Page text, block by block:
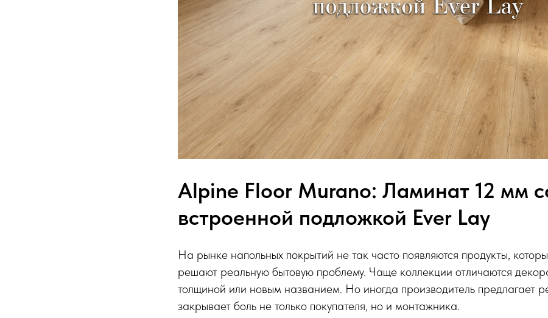
Alpine Floor Murano: Ламинат 12 мм
встроенной подложкой Ever Lay
На рынке напольных покрытий не так часто появляются продукты,
решают реальную бытовую проблему. Чаще коллекции отличаются
толщиной или новым названием. Но иногда производитель предлагает
закрывает боль не только покупателя, но и монтажника.